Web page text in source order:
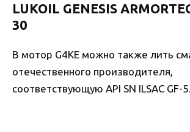
LUKOIL GENESIS
30
В мотор G4KE можно также лить
отечественного производителя,
соответствующую API SN ILSAC GF-5.